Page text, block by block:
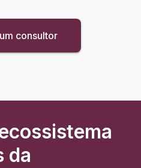
consultor
da